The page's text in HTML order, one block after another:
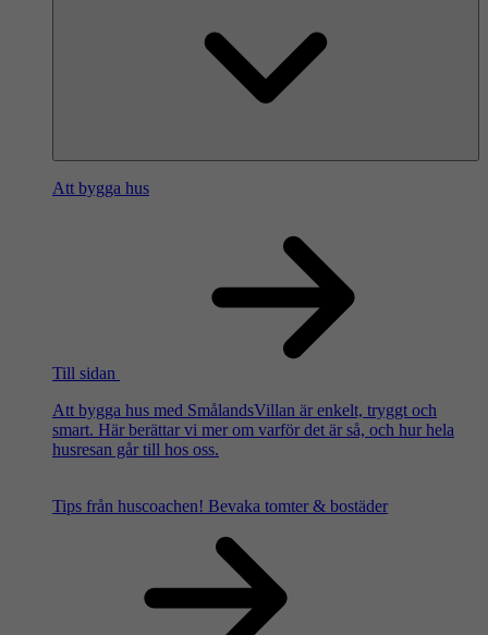
Att bygga hus
Till sidan
Att bygga hus med SmålandsVillan är enkelt, tryggt och
smart. Här berättar vi mer om varför det är så, och hur hela
husresan går till hos oss.
Tips från huscoachen! Bevaka tomter & bostäder